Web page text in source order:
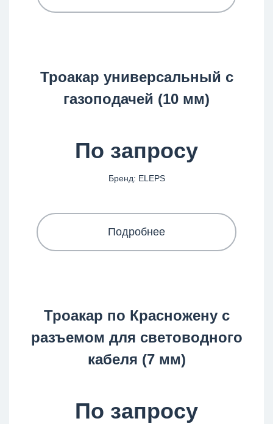
Троакар универсальный с
газоподачей (10 мм)
По запросу
Бренд: ELEPS
Подробнее
Троакар по Красножену с
разъемом для световодного
кабеля (7 мм)
По запросу